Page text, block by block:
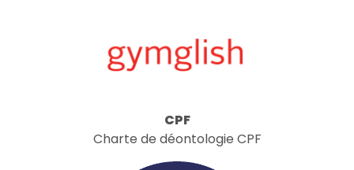
CPF
Charte de déontologie CPF